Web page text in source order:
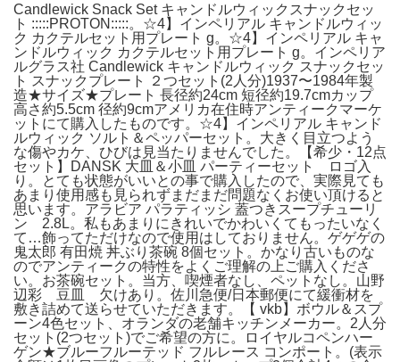
Candlewick Snack Set キャンドルウィックスナックセッ
ト :::::PROTON:::::。☆4】インペリアル キャンドルウィッ
ク カクテルセット用プレート g。☆4】インペリアル キャ
ンドルウィック カクテルセット用プレート g。インペリア
ルグラス社 Candlewick キャンドルウィック スナックセッ
ト スナックプレート ２つセット(2人分)1937〜1984年製
造★サイズ★プレート 長径約24cm 短径約19.7cmカップ
高さ約5.5cm 径約9cmアメリカ在住時アンティークマーケ
ットにて購入したものです。☆4】インペリアル キャンド
ルウィック ソルト＆ペッパーセット。大きく目立つよう
な傷やカケ、ひびは見当たりませんでした。【希少・12点
セット】DANSK 大皿＆小皿 パーティーセット ロゴ入
り。とても状態がいいとの事で購入したので、実際見ても
あまり使用感も見られずまだまだ問題なくお使い頂けると
思います。アラビア パラティッシ 蓋つきスープチューリ
ン 2.8L。私もあまりにきれいでかわいくてもったいなく
て…飾ってただけなので使用はしておりません。ゲゲゲの
鬼太郎 有田焼 丼ぶり茶碗 8個セット。かなり古いものな
のでアンティークの特性をよくご理解の上ご購入くださ
い。お茶碗セット。当方、喫煙者なし、ペットなし。山野
辺彩 豆皿 欠けあり。佐川急便/日本郵便にて緩衝材を
敷き詰めて送らせていただきます。【 vkb】ボウル＆スプ
ーン4色セット、オランダの老舗キッチンメーカー。2人分
セット(2つセット)でご希望の方に。ロイヤルコペンハー
ゲン★ブルーフルーテッド フルレース コンポート。(表示